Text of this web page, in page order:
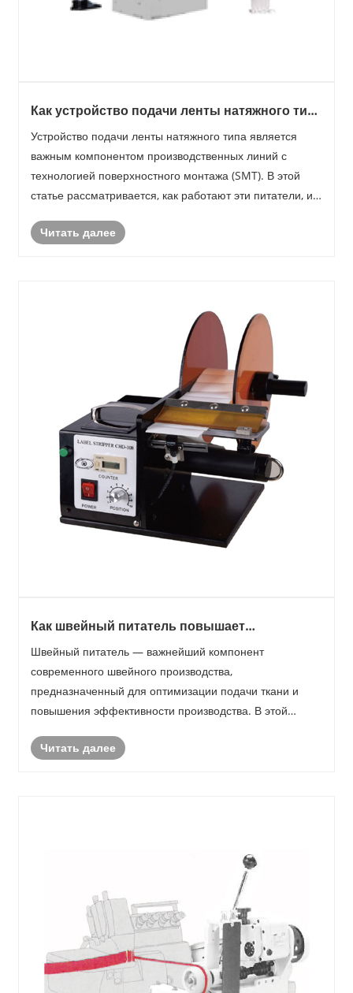
Как устройство подачи ленты натяжного типа
SMT?
Устройство подачи ленты натяжного типа является
важным компонентом производственных линий с
технологией поверхностного монтажа (SMT). В этой
статье рассматривается, как работают эти питатели, их
максимизации эффективности. Производители,
Читать далее
Как швейный питатель повышает
Швейный питатель — важнейший компонент
современного швейного производства,
предназначенный для оптимизации подачи ткани и
повышения эффективности производства. В этой
преимущества и советы по обслуживанию швейных
Читать далее